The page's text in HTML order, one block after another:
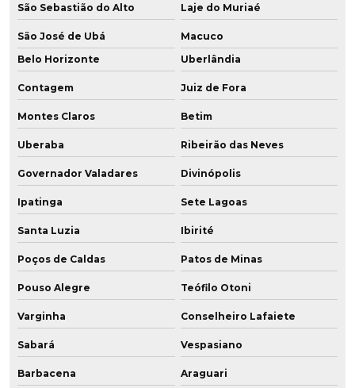
São Sebastião do Alto Laje do Muriaé
São José de Ubá
Macuco
Belo Horizonte
Uberlândia
Contagem Juiz de Fora
Montes Claros Betim
Uberaba Ribeirão das Neves
Governador Valadares Divinópolis
Ipatinga Sete Lagoas
Santa Luzia Ibirité
Poços de Caldas Patos de Minas
Pouso Alegre Teófilo Otoni
Varginha Conselheiro Lafaiete
Sabará Vespasiano
Barbacena Araguari